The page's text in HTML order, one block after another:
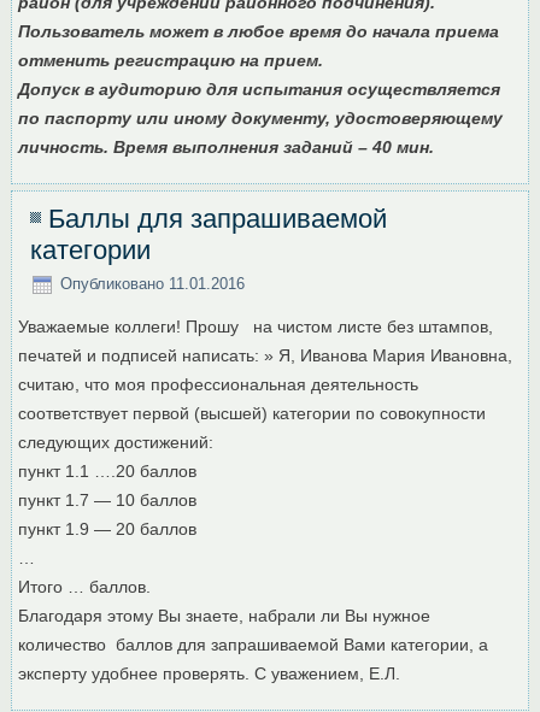
Пользователь может в любое время до начала приема
отменить регистрацию на прием.
Допуск в аудиторию для испытания осуществляется
по паспорту или иному документу, удостоверяющему
личность. Время выполнения заданий – 40 мин.
Баллы для запрашиваемой
категории
Опубликовано 11.01.2016
Уважаемые коллеги! Прошу на чистом листе без штампов,
печатей и подписей написать: » Я, Иванова Мария Ивановна,
считаю, что моя профессиональная деятельность
соответствует первой (высшей) категории по совокупности
следующих достижений:
пункт 1.1 ….20 баллов
пункт 1.7 — 10 баллов
пункт 1.9 — 20 баллов
Итого … баллов.
Благодаря этому Вы знаете, набрали ли Вы нужное
количество баллов для запрашиваемой Вами категории, а
эксперту удобнее проверять. С уважением, Е.Л.